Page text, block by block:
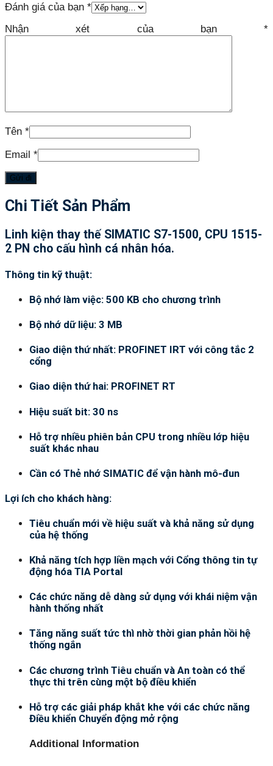
Đánh giá của bạn *
Nhận xét của bạn *
Tên *
Email *
Chi Tiết Sản Phẩm
Linh kiện thay thế SIMATIC S7-1500, CPU 1515-
2 PN cho cấu hình cá nhân hóa.
Thông tin kỹ thuật:
Bộ nhớ làm việc: 500 KB cho chương trình
Bộ nhớ dữ liệu: 3 MB
Giao diện thứ nhất: PROFINET IRT với công tắc 2
cổng
Giao diện thứ hai: PROFINET RT
Hiệu suất bit: 30 ns
Hỗ trợ nhiều phiên bản CPU trong nhiều lớp hiệu
suất khác nhau
Cần có Thẻ nhớ SIMATIC để vận hành mô-đun
Lợi ích cho khách hàng:
Tiêu chuẩn mới về hiệu suất và khả năng sử dụng
của hệ thống
Khả năng tích hợp liền mạch với Cổng thông tin tự
động hóa TIA Portal
Các chức năng dễ dàng sử dụng với khái niệm vận
hành thống nhất
Tăng năng suất tức thì nhờ thời gian phản hồi hệ
thống ngắn
Các chương trình Tiêu chuẩn và An toàn có thể
thực thi trên cùng một bộ điều khiển
Hỗ trợ các giải pháp khắt khe với các chức năng
Điều khiển Chuyển động mở rộng
Additional Information